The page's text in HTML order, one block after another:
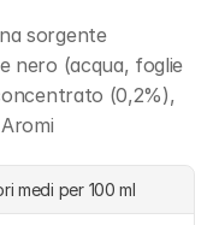
sorgente
nero (acqua, foglie
(0,2%),
medi per 100 ml